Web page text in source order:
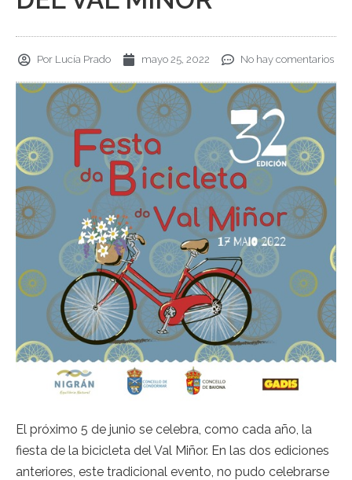
Por Lucía Prado mayo 25, 2022 No hay comentarios
El próximo 5 de junio se celebra, como cada año, la
fiesta de la bicicleta del Val Miñor. En las dos ediciones
anteriores, este tradicional evento, no pudo celebrarse